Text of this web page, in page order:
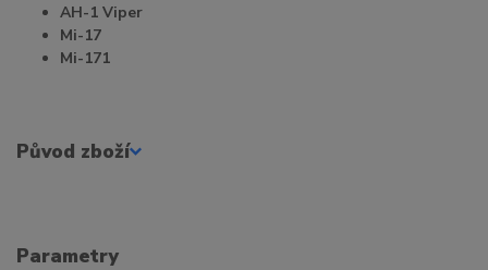
AH-1 Viper
Mi-17
Mi-171
Původ zboží
Parametry